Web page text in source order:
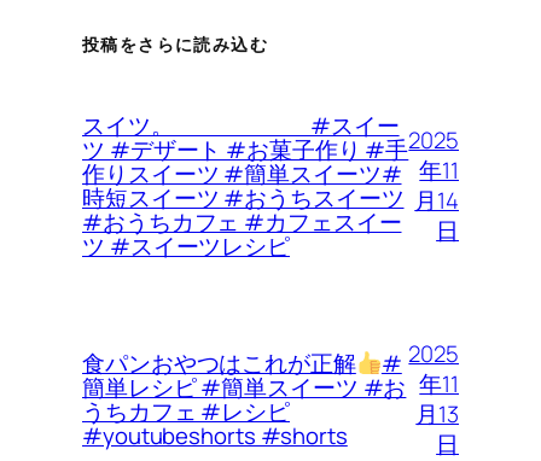
投稿をさらに読み込む
スイツ。 #スイー
ツ #デザート #お菓子作り #手
作りスイーツ #簡単スイーツ#
時短スイーツ #おうちスイーツ
#おうちカフェ #カフェスイー
ツ #スイーツレシピ
2025
年11
月14
日
食パンおやつはこれが正解 #
簡単レシピ #簡単スイーツ #お
うちカフェ #レシピ
#youtubeshorts #shorts
2025
年11
月13
日